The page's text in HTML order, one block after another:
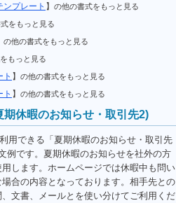
ンプレート 】 の他の書式をもっと見る
をもっと見る
の他の書式をもっと見る
もっと見る
ト 】 の他の書式をもっと見る
ト 】 の他の書式をもっと見る
期休暇のお知らせ・取引先2)
用できる「夏期休暇のお知らせ・取引先
例です。夏期休暇のお知らせを社外の方
します。ホームページでは休暇中も問い
合の内容となっております。相手先との
文書、メールとを使い分けてご利用くだ